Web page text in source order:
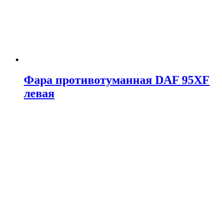
Фара противотуманная DAF 95XF
левая